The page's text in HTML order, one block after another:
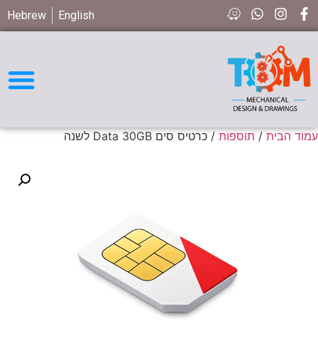
English
Hebrew
עמוד הבית / תוספות / כרטיס סים Data 30GB לשנה